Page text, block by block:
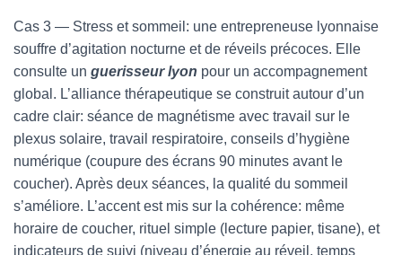
Cas 3 — Stress et sommeil: une entrepreneuse lyonnaise
souffre d’agitation nocturne et de réveils précoces. Elle
consulte un guerisseur lyon pour un accompagnement
global. L’alliance thérapeutique se construit autour d’un
cadre clair: séance de magnétisme avec travail sur le
plexus solaire, travail respiratoire, conseils d’hygiène
numérique (coupure des écrans 90 minutes avant le
coucher). Après deux séances, la qualité du sommeil
s’améliore. L’accent est mis sur la cohérence: même
horaire de coucher, rituel simple (lecture papier, tisane), et
indicateurs de suivi (niveau d’énergie au réveil, temps